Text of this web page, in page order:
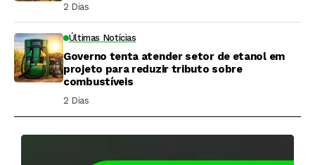
2 Dias ⁮
Últimas Notícias
Governo tenta atender setor de etanol em
projeto para reduzir tributo sobre
combustíveis
2 Dias ⁮